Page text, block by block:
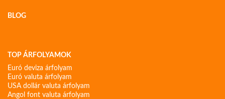
BLOG
TOP ÁRFOLYAMOK
Euró deviza árfolyam
Euró valuta árfolyam
USA dollár valuta árfolyam
Angol font valuta árfolyam